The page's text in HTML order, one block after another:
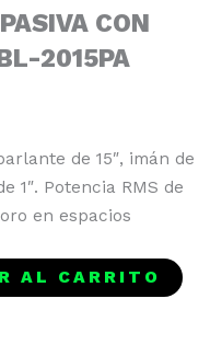
CON
2015PA
de 15″, imán de
1″. Potencia RMS de
en espacios
AL CARRITO